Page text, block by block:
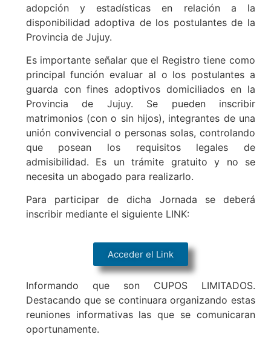
adopción y estadísticas en relación a la
disponibilidad adoptiva de los postulantes de la
Provincia de Jujuy.
Es importante señalar que el Registro tiene como
principal función evaluar al o los postulantes a
guarda con fines adoptivos domiciliados en la
Provincia de Jujuy. Se pueden inscribir
matrimonios (con o sin hijos), integrantes de una
unión convivencial o personas solas, controlando
que posean los requisitos legales de
admisibilidad. Es un trámite gratuito y no se
necesita un abogado para realizarlo.
Para participar de dicha Jornada se deberá
inscribir mediante el siguiente LINK:
Acceder el Link
Informando que son CUPOS LIMITADOS.
Destacando que se continuara organizando estas
reuniones informativas las que se comunicaran
oportunamente.